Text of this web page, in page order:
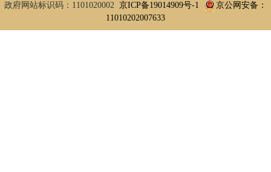
政府网站标识码：1101020002 京ICP备19014909号-1
京公网安备：
11010202007633